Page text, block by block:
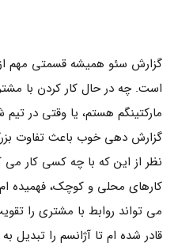
گزارش سئو همیشه قسمتی مهم
است. چه در حال کار کردن با
مارکتینگم هستم، یا وقتی در
گزارش دهی خوب باعث تفاوت
نظر از این که با چه کسی کار
کارهای محلی و کوچک، فهمیده
می تواند روابط با مشتری را
قادر شده ام تا آژانسم را